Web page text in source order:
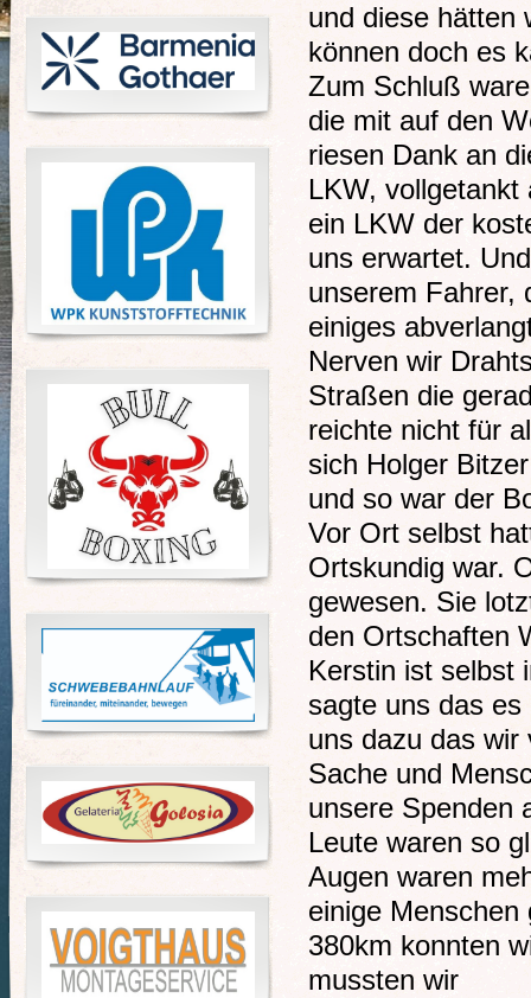
und diese hätten
können doch es
Zum Schluß
die mit auf den
riesen Dank an
LKW,
ein LKW der
uns erwartet.
unserem Fahrer,
einiges
Nerven wir
Straßen die
reichte nicht für
sich Holger
und so war der
Vor Ort selbst
Ortskundig war.
gewesen. Sie
den Ortschaften
Kerstin ist selbst
sagte uns das
uns dazu das
Sache und
unsere Spenden
Leute waren so
Augen waren
einige
380km konnten
mussten wir